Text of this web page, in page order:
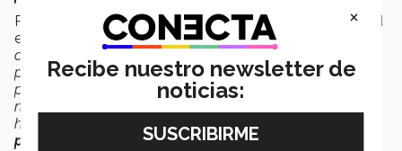
Para Brenda Villegas, coordinadora de Niñez y Juventud
en Ashoka MCC, “cualquiera puede ser agente de
cambio. Desde donde estén, en Ashoka hay casi 4000
personas dedicadas para ayudar a resolver
problemáticas sociales”. Se trata de detectar
nuestras trincheras, desde donde están, qué están
haciendo para aportar a un bien mayor. Esa es la clave
para activarse como agente de cambio
×
Recibe nuestro newsletter de
noticias: